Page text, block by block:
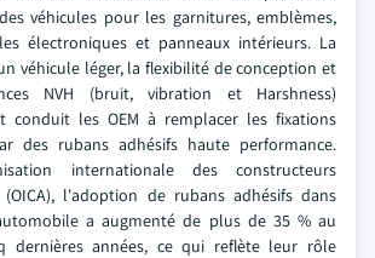
véhicules pour les garnitures, emblèmes,
électroniques et panneaux intérieurs. La
véhicule léger, la flexibilité de conception et
NVH (bruit, vibration et Harshness)
conduit les OEM à remplacer les fixations
des rubans adhésifs haute performance.
internationale des constructeurs
l'adoption de rubans adhésifs dans
a augmenté de plus de 35 % au
dernières années, ce qui reflète leur rôle